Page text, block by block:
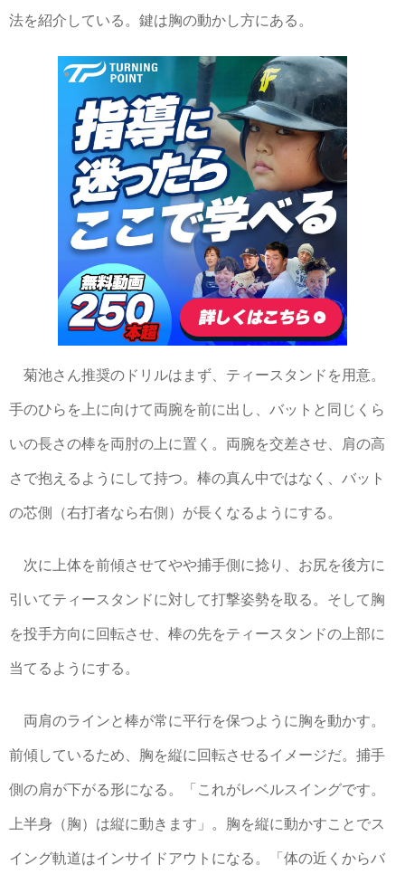
法を紹介している。鍵は胸の動かし方にある。
菊池さん推奨のドリルはまず、ティースタンドを用意。
手のひらを上に向けて両腕を前に出し、バットと同じくら
いの長さの棒を両肘の上に置く。両腕を交差させ、肩の高
さで抱えるようにして持つ。棒の真ん中ではなく、バット
の芯側（右打者なら右側）が長くなるようにする。
次に上体を前傾させてやや捕手側に捻り、お尻を後方に
引いてティースタンドに対して打撃姿勢を取る。そして胸
を投手方向に回転させ、棒の先をティースタンドの上部に
当てるようにする。
両肩のラインと棒が常に平行を保つように胸を動かす。
前傾しているため、胸を縦に回転させるイメージだ。捕手
側の肩が下がる形になる。「これがレベルスイングです。
上半身（胸）は縦に動きます」。胸を縦に動かすことでス
イング軌道はインサイドアウトになる。「体の近くからバ